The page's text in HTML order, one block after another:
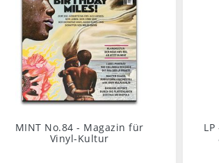
MINT No.84 - Magazin für
Vinyl-Kultur